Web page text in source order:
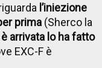
l’iniezione
prima (Sherco la
arrivata lo ha fatto
EXC-F è